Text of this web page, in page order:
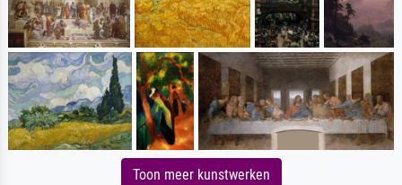
Toon meer kunstwerken